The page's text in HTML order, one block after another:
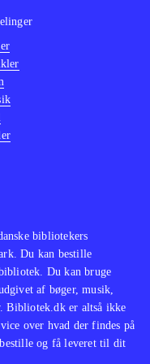
sit syn
en
af
bibliotekers
Du kan bestille
Du kan bruge
af bøger, musik,
Bibliotek.dk er altså ikke
over hvad der findes på
og få leveret til dit